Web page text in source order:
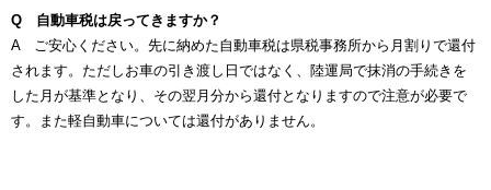
Q 自動車税は戻ってきますか？
A ご安心ください。先に納めた自動車税は県税事務所から月割りで還付
されます。ただしお車の引き渡し日ではなく、陸運局で抹消の手続きを
した月が基準となり、その翌月分から還付となりますので注意が必要で
す。また軽自動車については還付がありません。